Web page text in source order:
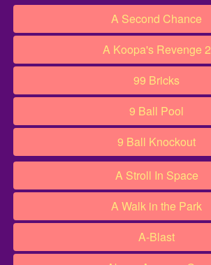
A Second Chance
A Koopa's Revenge 2
99 Bricks
9 Ball Pool
9 Ball Knockout
A Stroll In Space
A Walk in the Park
A-Blast